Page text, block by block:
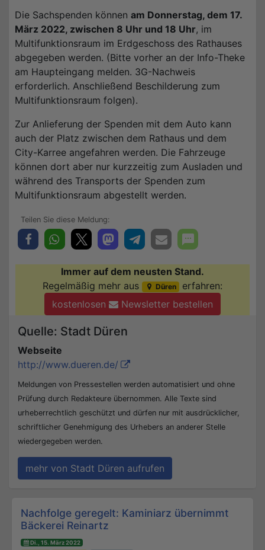
Die Sachspenden können am Donnerstag, dem 17.
März 2022, zwischen 8 Uhr und 18 Uhr, im
Multifunktionsraum im Erdgeschoss des Rathauses
abgegeben werden. (Bitte vorher an der Info-Theke
am Haupteingang melden. 3G-Nachweis
erforderlich. Anschließend Beschilderung zum
Multifunktionsraum folgen).
Zur Anlieferung der Spenden mit dem Auto kann
auch der Platz zwischen dem Rathaus und dem
City-Karree angefahren werden. Die Fahrzeuge
können dort aber nur kurzzeitig zum Ausladen und
während des Transports der Spenden zum
Multifunktionsraum abgestellt werden.
Immer auf dem neusten Stand.
Regelmäßig mehr aus
Düren
erfahren:
kostenlosen
Newsletter bestellen
Quelle: Stadt Düren
Webseite
http://www.dueren.de/
Meldungen von Pressestellen werden automatisiert und ohne
Prüfung durch Redakteure übernommen. Alle Texte sind
urheberrechtlich geschützt und dürfen nur mit ausdrücklicher,
schriftlicher Genehmigung des Urhebers an anderer Stelle
wiedergegeben werden.
mehr von Stadt Düren aufrufen
Beitrags-Navigation
Nachfolge geregelt: Kaminiarz übernimmt
Bäckerei Reinartz
Di., 15. März 2022